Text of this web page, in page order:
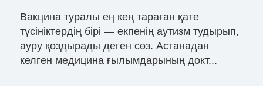
Вакцина туралы ең кең тараған қате
түсініктердің бірі — екпенің аутизм тудырып,
ауру қоздырады деген сөз. Астанадан
келген медицина ғылымдарының докт...